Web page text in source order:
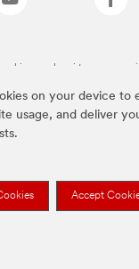
on your device to
usage, and deliver
Accept
są znakami towarowymi